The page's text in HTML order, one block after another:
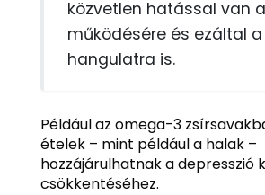
közvetlen hatással van
működésére és ezáltal a
hangulatra is.
Például az omega-3
ételek – mint például a halak –
hozzájárulhatnak a depresszió
csökkentéséhez.